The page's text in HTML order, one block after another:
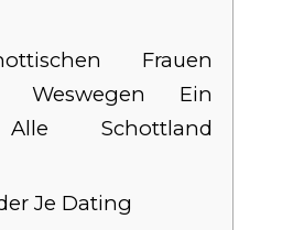
Frauen
Weswegen Ein
Schottland
Je Dating